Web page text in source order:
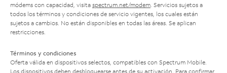
módems con capacidad, visita spectrum.net/modem . Servicios sujetos a
todos los términos y condiciones de servicio vigentes, los cuales están
sujetos a cambios. No están disponibles en todas las áreas. Se aplican
restricciones.
Términos y condiciones
Oferta válida en dispositivos selectos, compatibles con Spectrum Mobile.
Los dispositivos deben desbloquearse antes de su activación. Para confirmar